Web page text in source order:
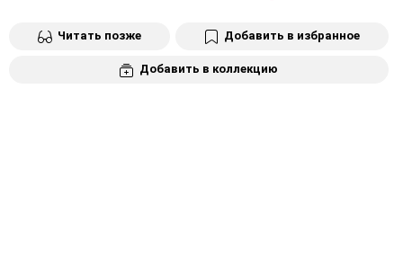
Читать позже Добавить в избранное
Добавить в коллекцию